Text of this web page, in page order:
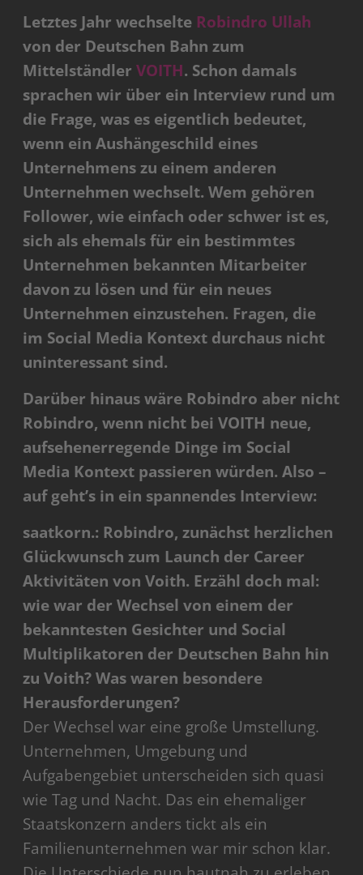
Letztes Jahr wechselte Robindro Ullah
von der Deutschen Bahn zum
MittelständlerVOITH. Schon damals
sprachen wir über ein Interview rund um
die Frage, was es eigentlich bedeutet,
wenn ein Aushängeschild eines
Unternehmens zu einem anderen
Unternehmen wechselt. Wem gehören
Follower, wie einfach oder schwer ist es,
sich als ehemals für ein bestimmtes
Unternehmen bekannten Mitarbeiter
davon zu lösen und für ein neues
Unternehmen einzustehen. Fragen, die
im Social Media Kontext durchaus nicht
uninteressant sind.
Darüber hinaus wäre Robindro aber nicht
Robindro, wenn nicht bei VOITH neue,
aufsehenerregende Dinge im Social
Media Kontext passieren würden. Also –
auf geht’s in ein spannendes Interview:
saatkorn.: Robindro, zunächst herzlichen
Glückwunsch zum Launch der Career
Aktivitäten von Voith. Erzähl doch mal:
wie war der Wechsel von einem der
bekanntesten Gesichter und Social
Multiplikatoren der Deutschen Bahn hin
zu Voith? Was waren besondere
Herausforderungen?
Der Wechsel war eine große Umstellung.
Unternehmen, Umgebung und
Aufgabengebiet unterscheiden sich quasi
wie Tag und Nacht. Das ein ehemaliger
Staatskonzern anders tickt als ein
Familienunternehmen war mir schon klar.